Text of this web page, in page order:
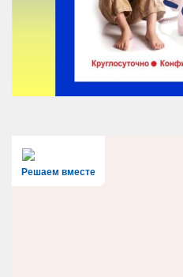
Решаем вместе